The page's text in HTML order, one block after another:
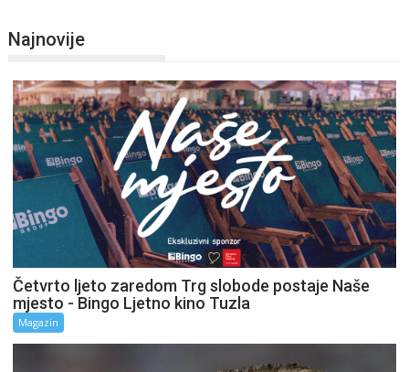
Najnovije
Četvrto ljeto zaredom Trg slobode postaje Naše
mjesto - Bingo Ljetno kino Tuzla
Magazin